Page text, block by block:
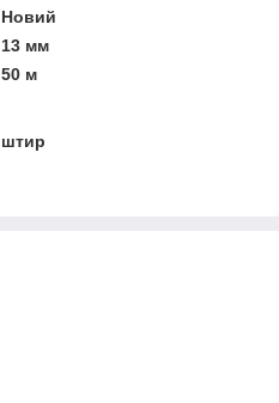
Новий
13 мм
50 м
штир